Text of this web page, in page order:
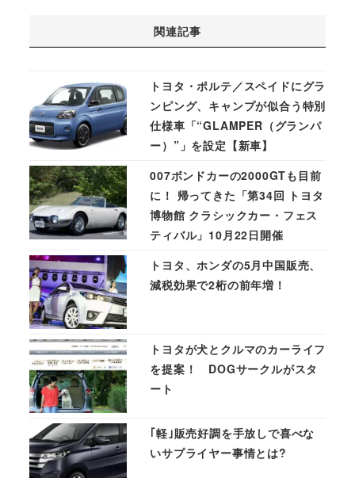
関連記事
トヨタ・ポルテ／スペイドにグラ
ンピング、キャンプが似合う特別
仕様車「“GLAMPER（グランパ
ー）”」を設定【新車】
007ボンドカーの2000GTも目前
に！ 帰ってきた「第34回 トヨタ
博物館 クラシックカー・フェス
ティバル」10月22日開催
トヨタ、ホンダの5月中国販売、
減税効果で2桁の前年増！
トヨタが犬とクルマのカーライフ
を提案！ DOGサークルがスタ
ート
｢軽｣販売好調を手放しで喜べな
いサプライヤー事情とは?